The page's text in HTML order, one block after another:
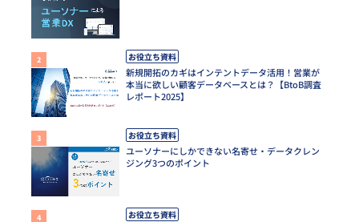
お役立ち資料
新規開拓のカギはインテントデータ活用！営業が
本当に欲しい顧客データベースとは？【BtoB調査
レポート2025】
お役立ち資料
ユーソナーにしかできない名寄せ・データクレン
ジング3つのポイント
お役立ち資料